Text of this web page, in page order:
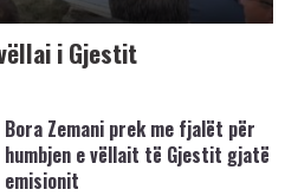
i Gjestit
Bora Zemani prek me fjalët për
humbjen e vëllait të Gjestit gjatë
emisionit